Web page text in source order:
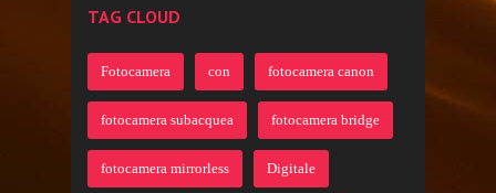
TAG CLOUD
Fotocamera con fotocamera canon
fotocamera subacquea fotocamera bridge
fotocamera mirrorless Digitale